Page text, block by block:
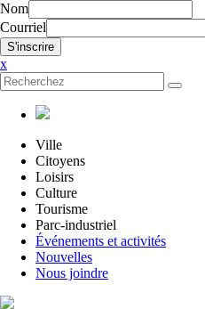
Nom
Courriel
x
Ville
Citoyens
Loisirs
Culture
Tourisme
Parc-industriel
Événements et activités
Nouvelles
Nous joindre